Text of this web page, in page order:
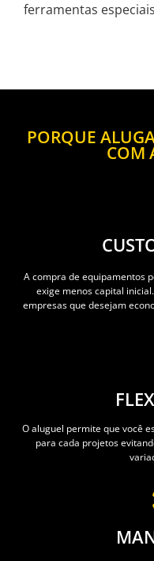
ferramentas
PORQUE
COM
A compra de equipamentos
exige menos capital
empresas que desejam
O aluguel permite que você
para cada projetos